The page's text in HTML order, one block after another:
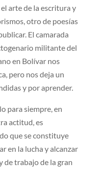
arte de la escritura y
otro de poesías
El camarada
militante del
en Bolívar nos
pero nos deja un
y por aprender.
para siempre, en
actitud, es
que se constituye
en la lucha y alcanzar
de trabajo de la gran